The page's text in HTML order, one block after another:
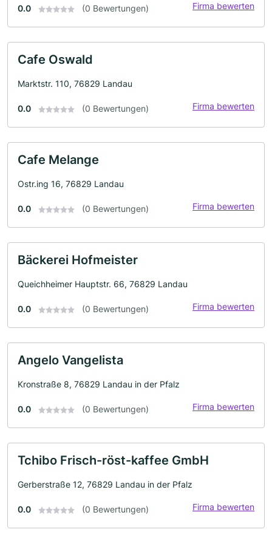
0.0 (0 Bewertungen) Firma bewerten
Cafe Oswald
Marktstr. 110, 76829 Landau
0.0 (0 Bewertungen) Firma bewerten
Cafe Melange
Ostr.ing 16, 76829 Landau
0.0 (0 Bewertungen) Firma bewerten
Bäckerei Hofmeister
Queichheimer Hauptstr. 66, 76829 Landau
0.0 (0 Bewertungen) Firma bewerten
Angelo Vangelista
Kronstraße 8, 76829 Landau in der Pfalz
0.0 (0 Bewertungen) Firma bewerten
Tchibo Frisch-röst-kaffee GmbH
Gerberstraße 12, 76829 Landau in der Pfalz
0.0 (0 Bewertungen) Firma bewerten